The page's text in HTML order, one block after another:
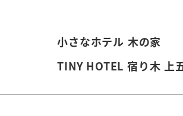
小さなホテル 木の家
TINY HOTEL 宿り木 上